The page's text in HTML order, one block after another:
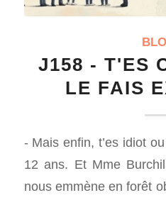
J158 - T'ES
LE FAIS
- Mais enfin, t’es idiot
12 ans. Et Mme
nous emmène en forêt